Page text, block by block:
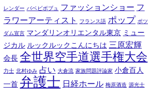
レンダー バベビボブュ ファッションショー フ
ラワーアーティスト
フランス語 ポップ ポツ
ダム宣言 マンダリンオリエンタル東京 ミュー
ジカル ルックルックこんにちは 三原宏輝
会長 全世界空手道選手権大会
力士 北村ゆみ 占い 大倉流 家族問題評論家 小倉百人
一首 弁護士 日経ホール 梅原酒造 源光士